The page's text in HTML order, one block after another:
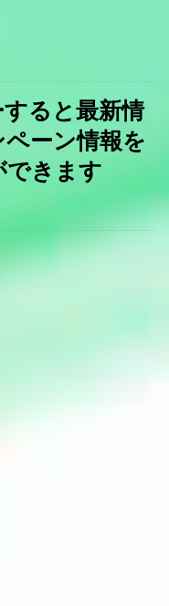
ると最新情
ーン情報を
できます